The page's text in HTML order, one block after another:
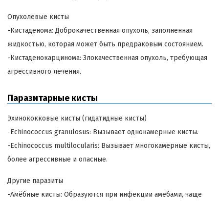
Опухолевые кисты
-Кистаденома: Доброкачественная опухоль, заполненная
жидкостью, которая может быть предраковым состоянием.
-Кистаденокарцинома: Злокачественная опухоль, требующая
агрессивного лечения.
Паразитарные кисты
Эхинококковые кисты (гидатидные кисты)
-Echinococcus granulosus: Вызывает однокамерные кисты.
-Echinococcus multilocularis: Вызывает многокамерные кисты,
более агрессивные и опасные.
Другие паразиты
-Амёбные кисты: Образуются при инфекции амебами, чаще